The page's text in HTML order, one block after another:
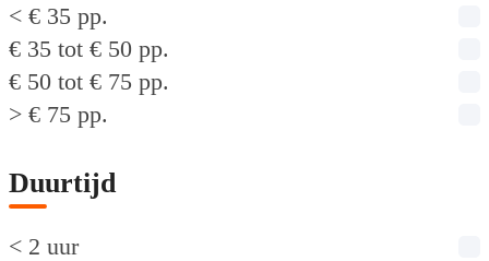
< € 35 pp.
€ 35 tot € 50 pp.
€ 50 tot € 75 pp.
> € 75 pp.
Duurtijd
< 2 uur